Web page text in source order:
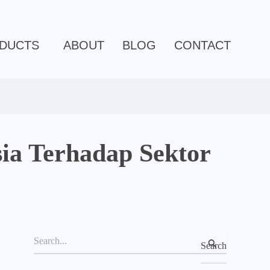
ABOUT BLOG CONTACT
Terhadap Sektor
S
e
e